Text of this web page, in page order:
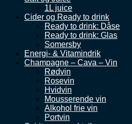
1L juice
Cider og Ready to drink
Ready to drink: Dåse
Ready to drink: Glas
Somersby
Energi- & Vitamindrik
Champagne – Cava – Vin
Rødvin
Rosevin
Hvidvin
Mousserende vin
Alkohol frie vin
Portvin